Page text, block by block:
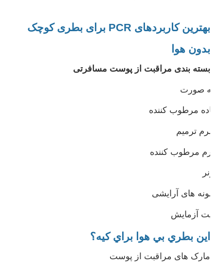
بهترین کاربردهای PCR برای بطری کوچک
بدون هوا
بسته بندی مراقبت از پوست مسافرتی
مه صورت
ماده مرطوب کننده
سرم ترمیم
کرم مرطوب کننده
تونر
نمونه های آرایشی
کیت آزمایش
اين بطري بي هوا براي کيه؟
مارک های مراقبت از پوست